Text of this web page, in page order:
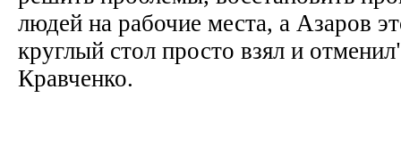
людей на рабочие места, а Азаров
круглый стол просто взял и
Кравченко.